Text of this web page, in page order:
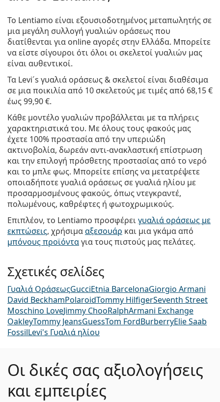
Το Lentiamo είναι εξουσιοδοτημένος μεταπωλητής σε
μια μεγάλη συλλογή γυαλιών οράσεως που
διατίθενται για online αγορές στην Ελλάδα. Μπορείτε
να είστε σίγουροι ότι όλοι οι σκελετοί γυαλιών μας
είναι αυθεντικοί.
Τα Levi´s γυαλιά οράσεως & σκελετοίείναι διαθέσιμα
σε μια ποικιλία από 10 σκελετούς με τιμές από 68,15 €
έως99,90 €.
Κάθε μοντέλο γυαλιών προβάλλεται με τα πλήρεις
χαρακτηριστικά του. Με όλους τους φακούς μας
έχετε 100% προστασία από την υπεριώδη
ακτινοβολία, δωρεάν αντι-ανακλαστική επίστρωση
και την επιλογή πρόσθετης προστασίας από το νερό
και το μπλε φως. Μπορείτε επίσης να μετατρέψετε
οποιαδήποτε γυαλιά οράσεως σε γυαλιά ηλίου με
προσαρμοσμένους φακούς, όπως ντεγκραντέ,
πολωμένους, καθρέφτες ή φωτοχρωμικούς.
Επιπλέον, το Lentiamo προσφέρειγυαλιά οράσεως με
εκπτώσεις, χρήσιμααξεσουάρ και μια γκάμα από
μπόνους προϊόνταγια τους πιστούς μας πελάτες.
Σχετικές σελίδες
Γυαλιά ΟράσεωςGucciEtnia BarcelonaGiorgio Armani
David BeckhamPolaroidTommy HilfigerSeventh Street
Moschino LoveJimmy ChooRalphArmani Exchange
OakleyTommy JeansGuessTom FordBurberryElie Saab
FossilLevi's Γυαλιά ηλίου
Οι δικές σας αξιολογήσεις
και εμπειρίες